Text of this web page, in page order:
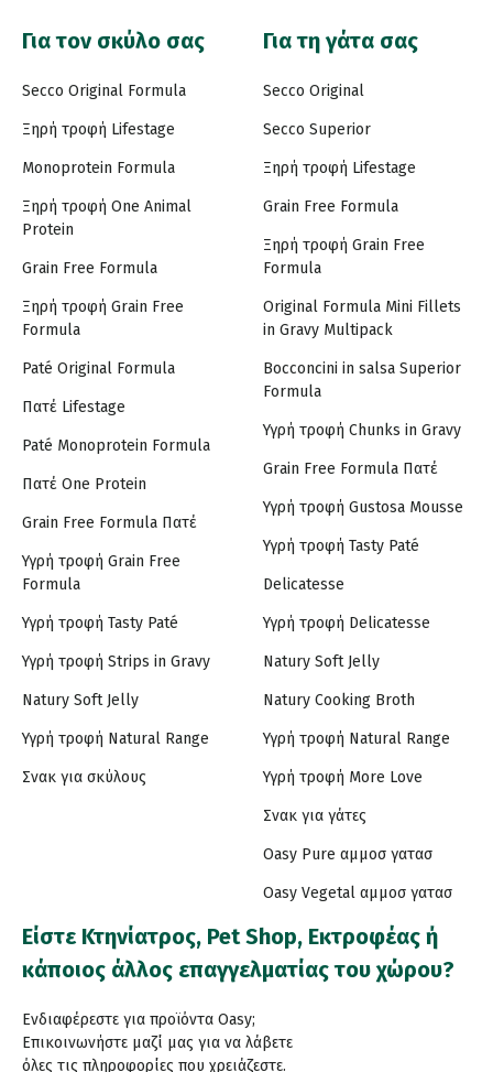
Για τον σκύλο σας
Secco Original Formula
Ξηρή τροφή Lifestage
Monoprotein Formula
Ξηρή τροφή One Animal
Protein
Grain Free Formula
Ξηρή τροφή Grain Free
Formula
Paté Original Formula
Πατέ Lifestage
Paté Monoprotein Formula
Πατέ One Protein
Grain Free Formula Πατέ
Υγρή τροφή Grain Free
Formula
Υγρή τροφή Tasty Paté
Υγρή τροφή Strips in Gravy
Natury Soft Jelly
Υγρή τροφή Natural Range
Σνακ για σκύλους
Για τη γάτα σας
Secco Original
Secco Superior
Ξηρή τροφή Lifestage
Grain Free Formula
Ξηρή τροφή Grain Free
Formula
Original Formula Mini Fillets
in Gravy Multipack
Bocconcini in salsa Superior
Formula
Υγρή τροφή Chunks in Gravy
Grain Free Formula Πατέ
Υγρή τροφή Gustosa Mousse
Υγρή τροφή Tasty Paté
Delicatesse
Υγρή τροφή Delicatesse
Natury Soft Jelly
Natury Cooking Broth
Υγρή τροφή Natural Range
Υγρή τροφή More Love
Σνακ για γάτες
Oasy Pure αμμοσ γατασ
Oasy Vegetal αμμοσ γατασ
Είστε Κτηνίατρος, Pet Shop, Εκτροφέας ή
κάποιος άλλος επαγγελματίας του χώρου?
Ενδιαφέρεστε για προϊόντα Oasy;
Επικοινωνήστε μαζί μας για να λάβετε
όλες τις πληροφορίες που χρειάζεστε.